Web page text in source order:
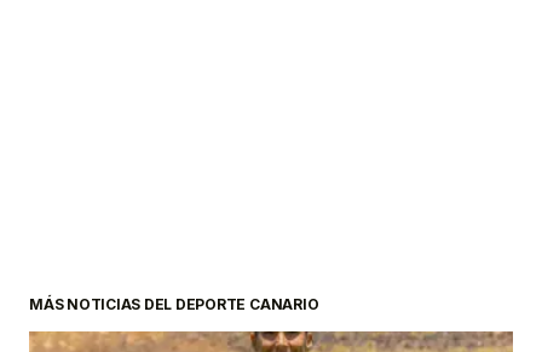
MÁS NOTICIAS DEL DEPORTE CANARIO